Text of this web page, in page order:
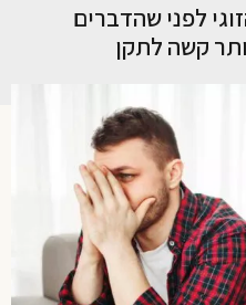
לפני שהדברים
קשה לתקן